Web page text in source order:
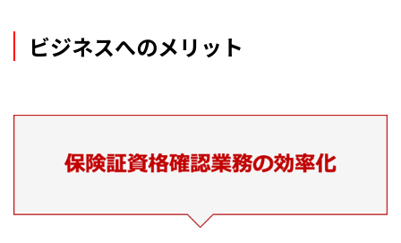
ビジネスへのメリット